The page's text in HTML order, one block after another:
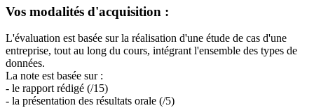
Vos modalités d'acquisition :
L'évaluation est basée sur la réalisation d'une étude de cas d'une
entreprise, tout au long du cours, intégrant l'ensemble des types de
données.
La note est basée sur :
- le rapport rédigé (/15)
- la présentation des résultats orale (/5)